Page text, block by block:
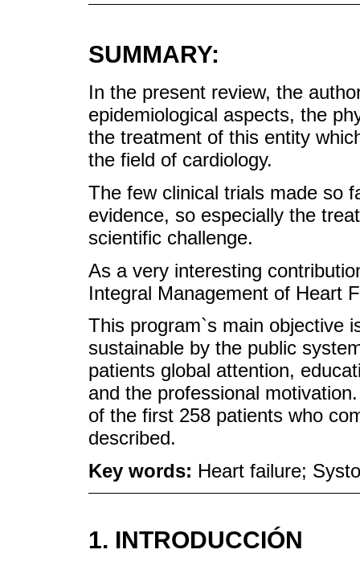
SUMMARY:
In the present review, the
epidemiological aspects, the
the treatment of this entity
the field of cardiology.
The few clinical trials made so
evidence, so especially the
scientific challenge.
As a very interesting
Integral Management of Heart
This program`s main objective
sustainable by the public
patients global attention,
and the professional
of the first 258 patients who
described.
Key words: Heart failure;
1. INTRODUCCIÓN